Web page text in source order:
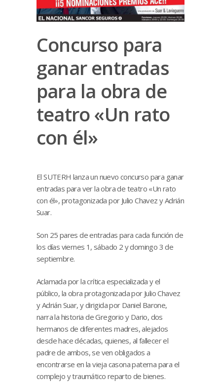
Concurso para
ganar entradas
para la obra de
teatro «Un rato
con él»
El SUTERH lanza un nuevo concurso para ganar
entradas para ver la obra de teatro «Un rato
con él», protagonizada por Julio Chavez y Adrián
Suar.
Son 25 pares de entradas para cada función de
los días viernes 1, sábado 2 y domingo 3 de
septiembre.
Aclamada por la crítica especializada y el
público, la obra protagonizada por Julio Chavez
y Adrián Suar, y dirigida por Daniel Barone,
narra la historia de Gregorio y Dario, dos
hermanos de diferentes madres, alejados
desde hace décadas, quienes, al fallecer el
padre de ambos, se ven obligados a
encontrarse en la vieja casona paterna para el
complejo y traumático reparto de bienes.